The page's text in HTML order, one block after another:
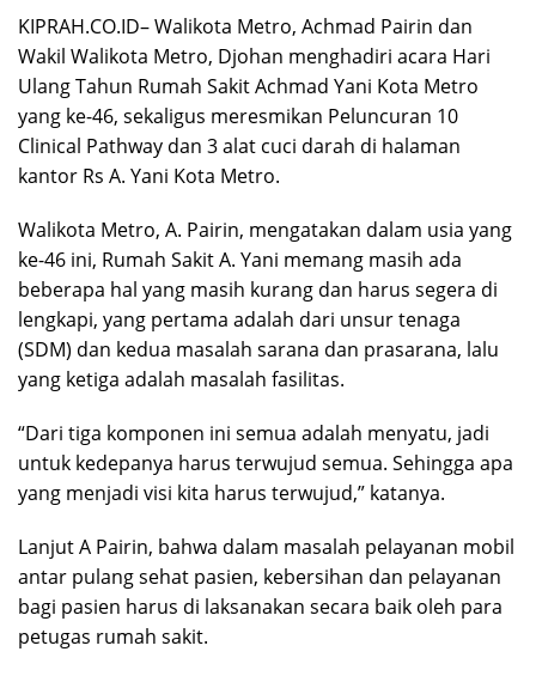
KIPRAH.CO.ID– Walikota Metro, Achmad Pairin dan
Wakil Walikota Metro, Djohan menghadiri acara Hari
Ulang Tahun Rumah Sakit Achmad Yani Kota Metro
yang ke-46, sekaligus meresmikan Peluncuran 10
Clinical Pathway dan 3 alat cuci darah di halaman
kantor Rs A. Yani Kota Metro.
Walikota Metro, A. Pairin, mengatakan dalam usia yang
ke-46 ini, Rumah Sakit A. Yani memang masih ada
beberapa hal yang masih kurang dan harus segera di
lengkapi, yang pertama adalah dari unsur tenaga
(SDM) dan kedua masalah sarana dan prasarana, lalu
yang ketiga adalah masalah fasilitas.
“Dari tiga komponen ini semua adalah menyatu, jadi
untuk kedepanya harus terwujud semua. Sehingga apa
yang menjadi visi kita harus terwujud,” katanya.
Lanjut A Pairin, bahwa dalam masalah pelayanan mobil
antar pulang sehat pasien, kebersihan dan pelayanan
bagi pasien harus di laksanakan secara baik oleh para
petugas rumah sakit.